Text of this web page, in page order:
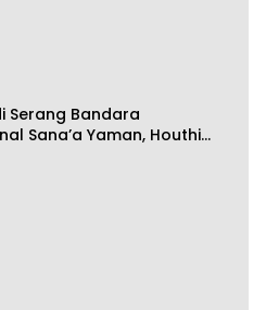
Serang Bandara
Sana’a Yaman, Houthi
Balik